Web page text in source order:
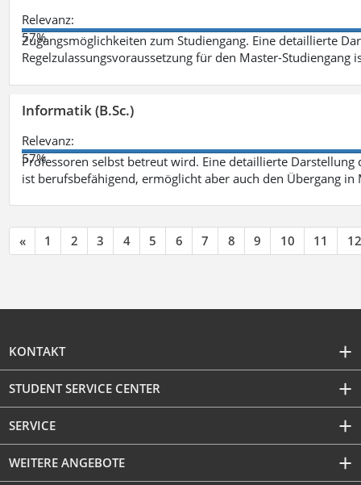
Relevanz:
57%
Zugangsmöglichkeiten zum Studiengang. Eine detaillierte
Regelzulassungsvoraussetzung für den Master-
Informatik (B.Sc.)
Relevanz:
57%
Professoren selbst betreut wird. Eine detaillierte
ist berufsbefähigend, ermöglicht aber auch den Übergang in
« 1 2 3 4 5 6 7 8 9 10 11 12
KONTAKT
STUDENT SERVICE CENTER
SERVICE
WEITERE ANGEBOTE